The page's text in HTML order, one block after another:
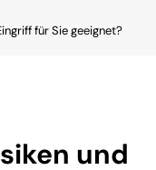
für Sie geeignet?
und